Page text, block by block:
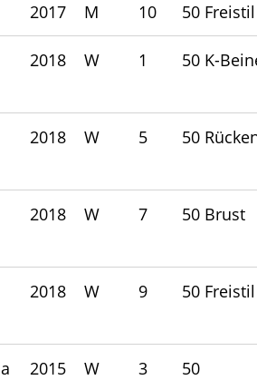
2017 M 10 50 Freistil
2018 W 1 50 K-
2018 W 5 50
2018 W 7 50 Brust
2018 W 9 50 Freistil
2015 W 3
50